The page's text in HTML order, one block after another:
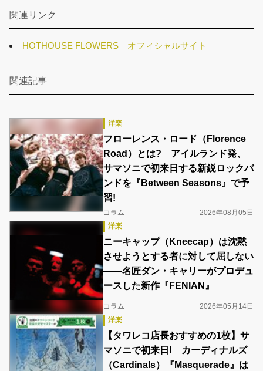
関連リンク
HOTHOUSE FLOWERS オフィシャルサイト
関連記事
洋楽
フローレンス・ロード（Florence
Road）とは? アイルランド発、
サマソニで初来日する新鋭ロックバ
ンドを『Between Seasons』で予
習!
コラム
2026年08月05日
洋楽
ニーキャップ（Kneecap）は沈黙
させようとする者に対して屈しない
――名匠ダン・キャリーがプロデュ
ースした新作『FENIAN』
コラム
2026年05月14日
洋楽
‎【タワレコ店長おすすめの1枚】サ
マソニで初来日! カーディナルズ
（Cardinals）『Masquerade』は